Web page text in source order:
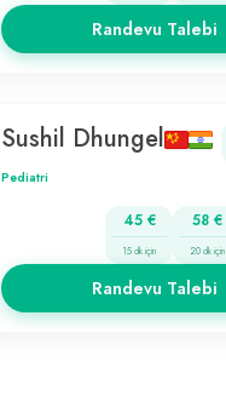
Randevu Talebi
Sushil Dhungel
Pediatri
45 €
15 dk için
58 €
20 dk için
Randevu Talebi